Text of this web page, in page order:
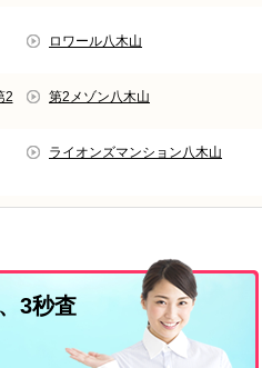
ロワール八木山
2 第2メゾン八木山
ライオンズマンション八木山
3秒査